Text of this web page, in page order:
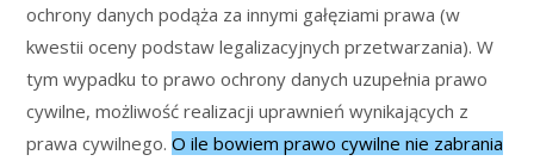
ochrony danych podąża za innymi gałęziami prawa (w
kwestii oceny podstaw legalizacyjnych przetwarzania). W
tym wypadku to prawo ochrony danych uzupełnia prawo
cywilne, możliwość realizacji uprawnień wynikających z
prawa cywilnego.O ile bowiem prawo cywilne nie zabrania